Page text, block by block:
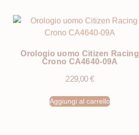
Orologio uomo Citizen Racing
Crono CA4640-09A
229,00€
Aggiungi al carrello